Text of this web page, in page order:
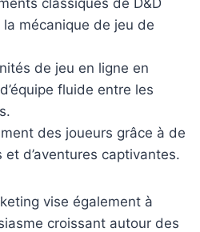
mécanique de jeu de
de jeu en ligne en
fluide entre les
des joueurs grâce à de
et d’aventures captivantes.
vise également à
croissant autour des